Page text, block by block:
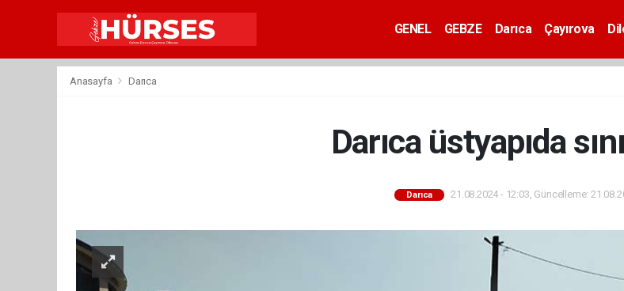
GENEL GEBZE Darıca Çayırova
Anasayfa Darıca
Darıca üstyapıda
Darıca 21.08.2024 - 12:03, Güncelleme: